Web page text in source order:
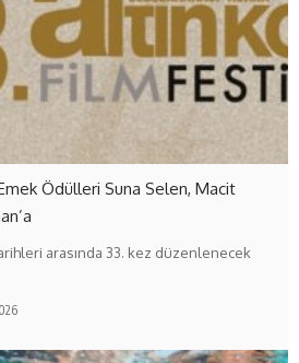
Ödülleri Suna Selen, Macit
arasında 33. kez düzenlenecek